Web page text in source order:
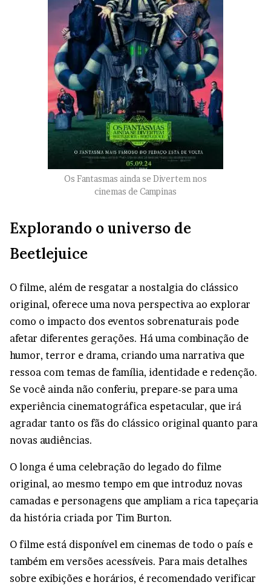
Os Fantasmas ainda se Divertem nos
cinemas de Campinas
Explorando o universo de
Beetlejuice
O filme, além de resgatar a nostalgia do clássico
original, oferece uma nova perspectiva ao explorar
como o impacto dos eventos sobrenaturais pode
afetar diferentes gerações. Há uma combinação de
humor, terror e drama, criando uma narrativa que
ressoa com temas de família, identidade e redenção.
Se você ainda não conferiu, prepare-se para uma
experiência cinematográfica espetacular, que irá
agradar tanto os fãs do clássico original quanto para
novas audiências.
O longa é uma celebração do legado do filme
original, ao mesmo tempo em que introduz novas
camadas e personagens que ampliam a rica tapeçaria
da história criada por Tim Burton.
O filme está disponível em cinemas de todo o país e
também em versões acessíveis. Para mais detalhes
sobre exibições e horários, é recomendado verificar